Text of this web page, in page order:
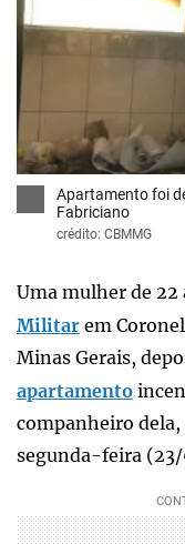
Apartamento foi
Fabriciano
crédito: CBMMG
Uma mulher de 22
Militar em
Minas Gerais,
apartamento
companheiro dela,
segunda-feira